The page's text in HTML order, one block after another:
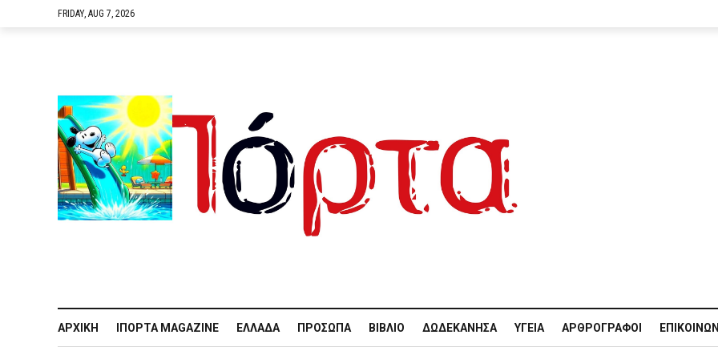
FRIDAY, AUG 7, 2026
ΑΡΧΙΚΉ IΠΌΡΤΑ MAGAZINE ΕΛΛΆΔΑ ΠΡΌΣΩΠΑ ΒΙΒΛΊΟ ΔΩΔΕΚΆΝΗΣΑ ΥΓΕΊΑ ΑΡΘΡΟΓΡΆΦΟΙ